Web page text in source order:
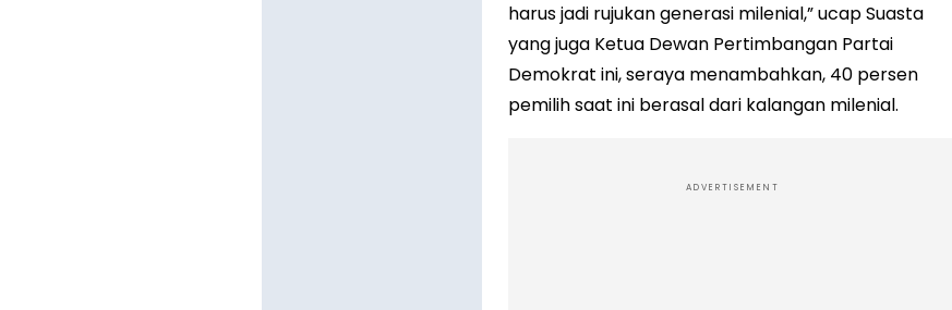
harus jadi rujukan generasi milenial,” ucap Suasta
yang juga Ketua Dewan Pertimbangan Partai
Demokrat ini, seraya menambahkan, 40 persen
pemilih saat ini berasal dari kalangan milenial.
ADVERTISEMENT